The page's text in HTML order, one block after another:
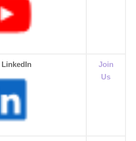
LinkedIn
Join
Us